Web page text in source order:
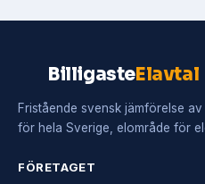
BilligasteElavtal
Fristående svensk jämförelse
för hela Sverige, elområde för
FÖRETAGET